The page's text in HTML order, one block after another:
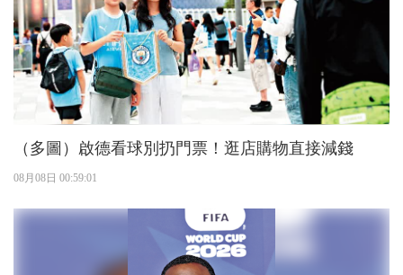
（多圖）啟德看球別扔門票！逛店購物直接減錢
08月08日 00:59:01